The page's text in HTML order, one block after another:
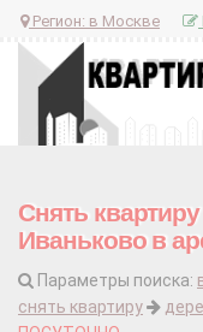
Регион: в Москве
Снять
Иваньково в
Параметры поиска:
снять квартиру